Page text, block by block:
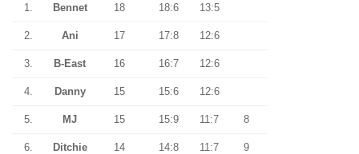
1. Bennet 18 18:6 13:5
2. Ani 17 17:8 12:6
3. B-East 16 16:7 12:6
4. Danny 15 15:6 12:6
5. MJ 15 15:9 11:7 8
6. Ditchie 14 14:8 11:7 9